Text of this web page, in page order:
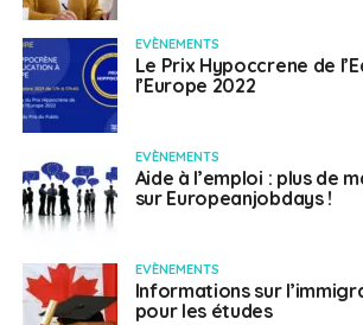
EVÈNEMENTS
Le Prix Hypoccrene de
l’Europe 2022
EVÈNEMENTS
Aide à l’emploi : plus de
sur Europeanjobdays !
EVÈNEMENTS
Informations sur
pour les études